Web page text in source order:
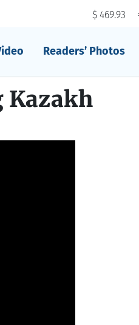
$ 469.93
Readers’ Photos
Kazakh